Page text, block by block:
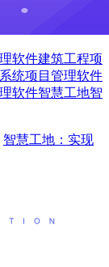
软件建筑工程项
统项目管理软件
软件智慧工地智
智慧工地：实现